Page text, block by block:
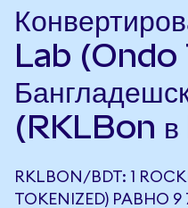
Lab (Ondo
(RKLBon в
RKLBON/BDT: 1
TOKENIZED) РАВНО 9